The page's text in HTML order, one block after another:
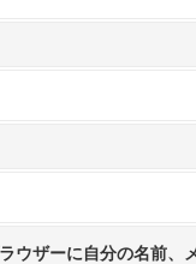
ウザーに自分の名前、